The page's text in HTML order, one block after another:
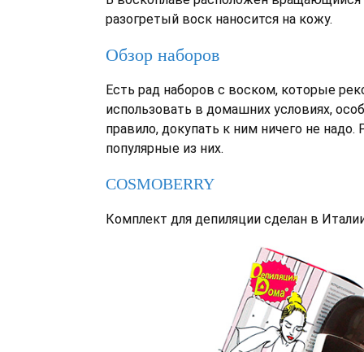
разогретый воск наносится на кожу.
Обзор наборов
Есть рад наборов с воском, которые
использовать в домашних условиях,
правило, докупать к ним ничего не
популярные из них.
COSMOBERRY
Комплект для депиляции сделан в